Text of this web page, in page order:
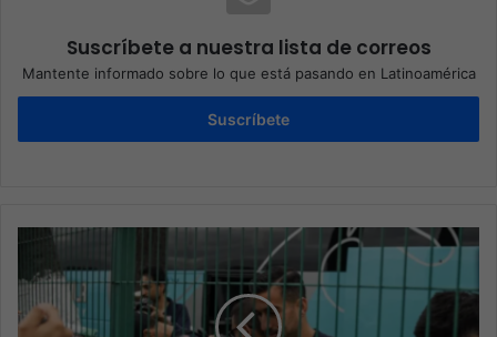
Suscríbete a nuestra lista de correos
Mantente informado sobre lo que está pasando en Latinoamérica
Suscríbete